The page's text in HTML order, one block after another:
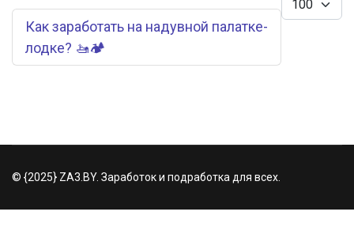
Как заработать на надувной палатке-
лодке? 🚤🏕️
© {2025} ZA3.BY. Заработок и подработка для всех.